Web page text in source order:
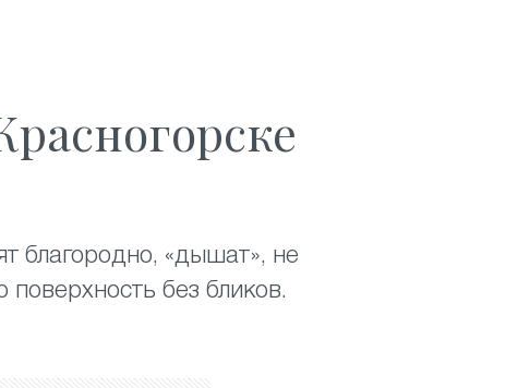
благородно, «дышат», не
без бликов.